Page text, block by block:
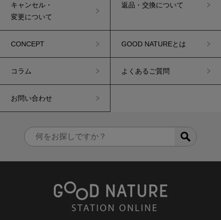
キャンセル・
変更について
返品・交換について
CONCEPT GOOD NATUREとは
コラム よくあるご質問
お問い合わせ